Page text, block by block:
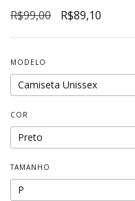
R$99,00 R$89,10
MODELO
COR
TAMANHO